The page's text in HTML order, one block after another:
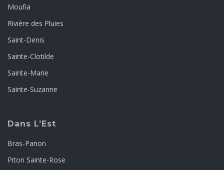
Moufia
Rivière des Pluies
Saint-Denis
Sainte-Clotilde
Sainte-Marie
Sainte-Suzanne
Dans L’Est
Bras-Panon
Piton Sainte-Rose